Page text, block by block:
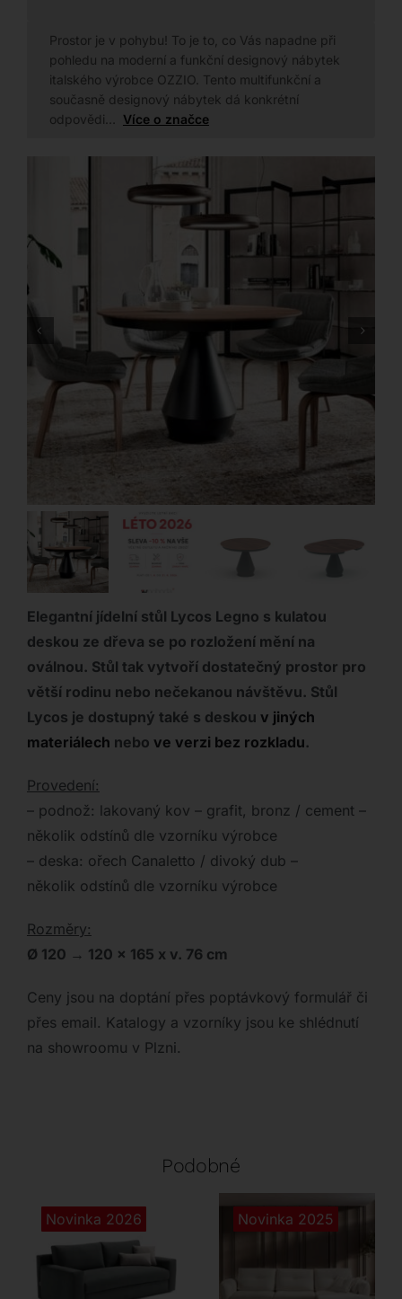
Prostor je v pohybu! To je to, co Vás napadne při
pohledu na moderní a funkční designový nábytek
italského výrobce OZZIO. Tento multifunkční a
současně designový nábytek dá konkrétní
odpovědi… Více o značce
Elegantní jídelní stůl Lycos Legno s kulatou
deskou ze dřeva se po rozložení mění na
oválnou. Stůl tak vytvoří dostatečný prostor pro
větší rodinu nebo nečekanou návštěvu. Stůl
Lycos je dostupný také s deskou v jiných
materiálech nebo ve verzi bez rozkladu.
Provedení:
– podnož: lakovaný kov – grafit, bronz / cement –
několik odstínů dle vzorníku výrobce
– deska: ořech Canaletto / divoký dub –
několik odstínů dle vzorníku výrobce
Rozměry:
Ø 120 → 120 x 165 x v. 76 cm
Ceny jsou na doptání přes poptávkový formulář či
přes email. Katalogy a vzorníky jsou ke shlédnutí
na showroomu v Plzni.
Podobné
Novinka 2026 Novinka 2025